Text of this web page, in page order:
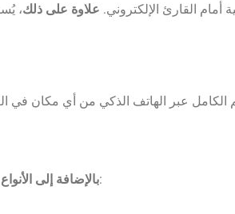
أمام القارئ الإلكتروني. علاوة على ذلك
الكامل عبر الهاتف الذكي من أي مكان في
بالإضافة إلى، هناك تقنيات أكثر تطوراً بدأت في الانتشار الواسع داخل السوق القطري، ومنها: